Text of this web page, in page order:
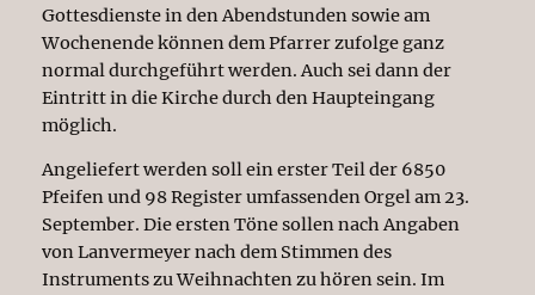
Gottesdienste in den Abendstunden sowie am
Wochenende können dem Pfarrer zufolge ganz
normal durchgeführt werden. Auch sei dann der
Eintritt in die Kirche durch den Haupteingang
möglich.
Angeliefert werden soll ein erster Teil der 6850
Pfeifen und 98 Register umfassenden Orgel am 23.
September. Die ersten Töne sollen nach Angaben
von Lanvermeyer nach dem Stimmen des
Instruments zu Weihnachten zu hören sein. Im